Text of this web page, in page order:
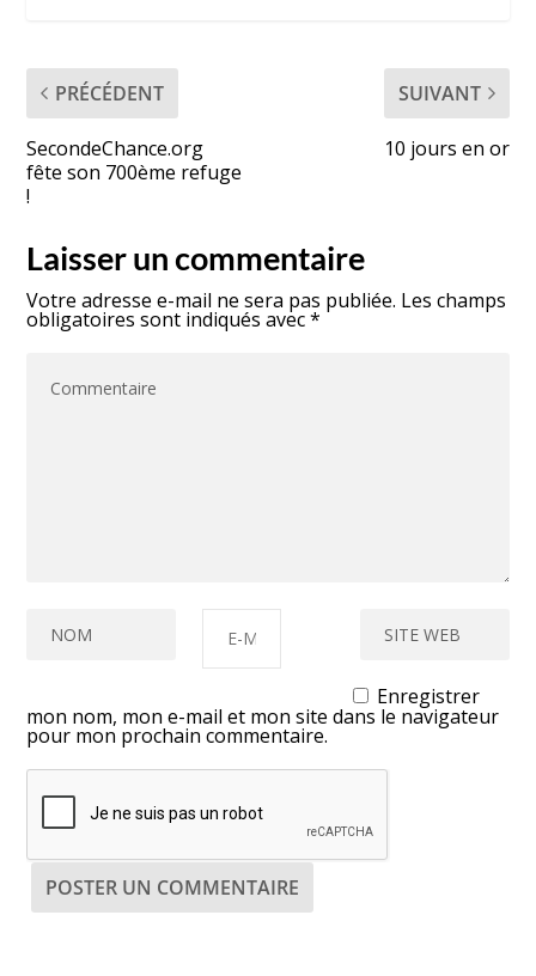
PRÉCÉDENT
SecondeChance.org
fête son 700ème refuge
!
SUIVANT
10 jours en or
Laisser un commentaire
Votre adresse e-mail ne sera pas publiée. Les champs
obligatoires sont indiqués avec*
Enregistrer
mon nom, mon e-mail et mon site dans le navigateur
pour mon prochain commentaire.